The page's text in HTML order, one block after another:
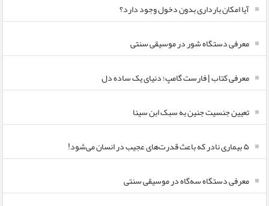
آیا امکان بارداری بدون دخول وجود دارد؟
معرفی دستگاه شور در موسیقی سنتی
معرفی کتاب | فارست گامپ؛ دنیای یک ساده دل
تعیین جنسیت جنین به سبک ابن سینا
۵ بیماری نادر که باعث قدرت‌های عجیب در انسان می‌شود!
معرفی دستگاه سه‌گاه در موسیقی سنتی